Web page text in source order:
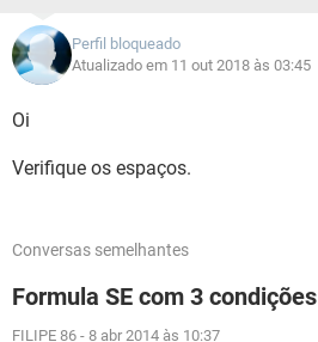
Perfil bloqueado
Atualizado em 11 out 2018 às 03:45
Oi
Verifique os espaços.
Conversas semelhantes
Formula SE com 3 condições
FILIPE 86 - 8 abr 2014 às 10:37